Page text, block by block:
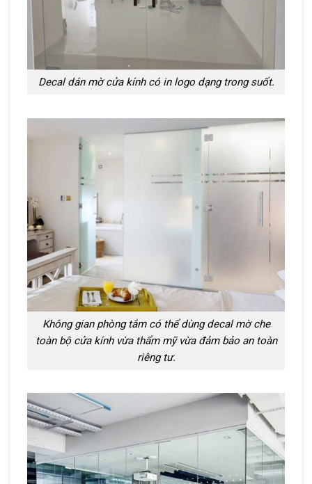
Decal dán mờ cửa kính có in logo dạng trong suốt.
Không gian phòng tắm có thể dùng decal mờ che
toàn bộ cửa kính vừa thẩm mỹ vừa đảm bảo an toàn
riêng tư.